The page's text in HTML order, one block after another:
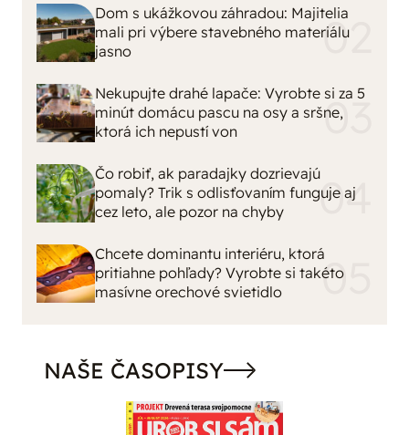
Dom s ukážkovou záhradou: Majitelia
mali pri výbere stavebného materiálu
jasno
Nekupujte drahé lapače: Vyrobte si za 5
minút domácu pascu na osy a sršne,
ktorá ich nepustí von
Čo robiť, ak paradajky dozrievajú
pomaly? Trik s odlisťovaním funguje aj
cez leto, ale pozor na chyby
Chcete dominantu interiéru, ktorá
pritiahne pohľady? Vyrobte si takéto
masívne orechové svietidlo
NAŠE ČASOPISY